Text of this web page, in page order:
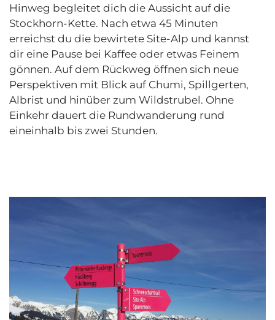
Hinweg begleitet dich die Aussicht auf die
Stockhorn-Kette. Nach etwa 45 Minuten
erreichst du die bewirtete Site-Alp und kannst
dir eine Pause bei Kaffee oder etwas Feinem
gönnen. Auf dem Rückweg öffnen sich neue
Perspektiven mit Blick auf Chumi, Spillgerten,
Albrist und hinüber zum Wildstrubel. Ohne
Einkehr dauert die Rundwanderung rund
eineinhalb bis zwei Stunden.